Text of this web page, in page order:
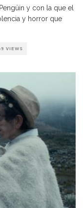
y con la que el
y horror que
VIEWS